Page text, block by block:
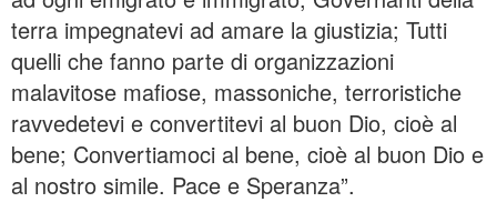
terra impegnatevi ad amare la giustizia; Tutti
quelli che fanno parte di organizzazioni
malavitose mafiose, massoniche, terroristiche
ravvedetevi e convertitevi al buon Dio, cioè al
bene; Convertiamoci al bene, cioè al buon Dio e
al nostro simile. Pace e Speranza”.